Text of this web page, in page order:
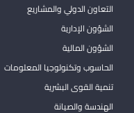
التعاون الدولي والمشاريع
الشؤون الإدارية
الشؤون المالية
الحاسوب وتكنولوجيا المعلومات
تنمية القوى البشرية
الهندسة والصيانة